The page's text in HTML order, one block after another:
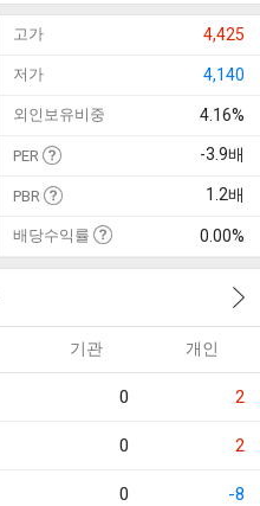
고가 4,425
저가 4,140
외인보유비중 4.16%
PER -3.9배
PBR 1.2배
배당수익률 0.00%
기관 개인
0 2
0 2
0 -8